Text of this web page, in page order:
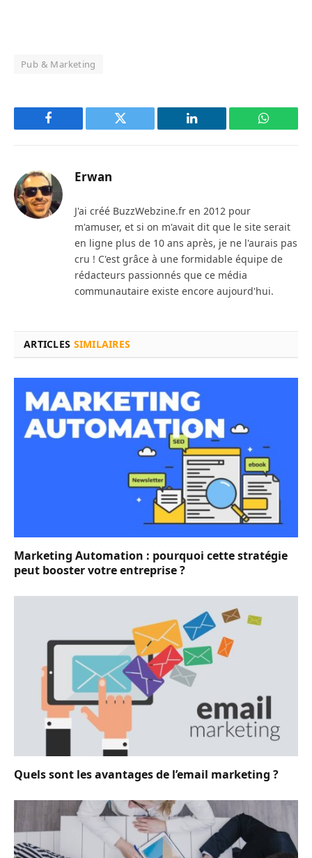
Pub & Marketing
Facebook Twitter LinkedIn
Erwan
J'ai créé BuzzWebzine.fr en 2012 pour
m'amuser, et si on m'avait dit que le site serait
en ligne plus de 10 ans après, je ne l'aurais pas
cru ! C'est grâce à une formidable équipe de
rédacteurs passionnés que ce média
communautaire existe encore aujourd'hui.
ARTICLES SIMILAIRES
Marketing Automation : pourquoi cette stratégie
peut booster votre entreprise ?
Quels sont les avantages de l’email marketing ?